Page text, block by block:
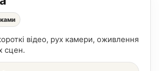
відео, рух камери, оживлення
сцен.